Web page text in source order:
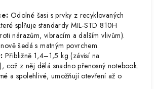
Odolné šasi s prvky z recyklovaných
splňuje standardy MIL-STD 810H
nárazům, vibracím a dalším vlivům).
šedá s matným povrchem.
Přibližně 1,4–1,5 kg (závisí na
což z něj dělá snadno přenosný notebook.
a spolehlivé, umožňují otevření až o